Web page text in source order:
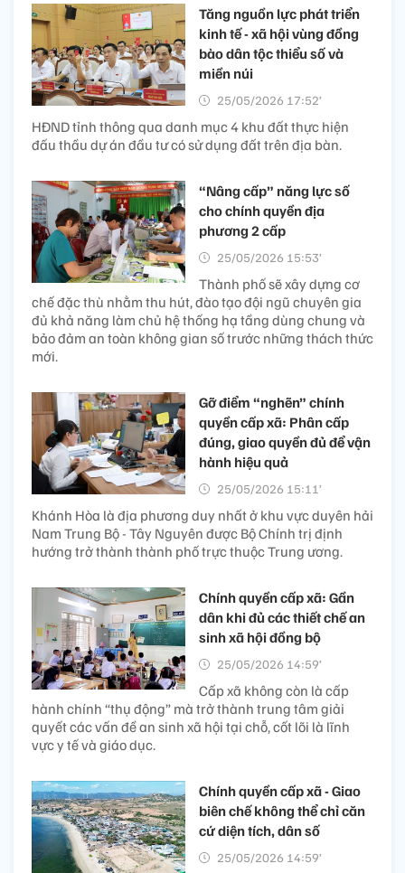
Tăng nguồn lực phát triển
kinh tế - xã hội vùng đồng
bào dân tộc thiểu số và
miền núi
25/05/2026 17:52’
HĐND tỉnh thông qua danh mục 4 khu đất thực hiện
đấu thầu dự án đầu tư có sử dụng đất trên địa bàn.
“Nâng cấp” năng lực số
cho chính quyền địa
phương 2 cấp
25/05/2026 15:53’
Thành phố sẽ xây dựng cơ
chế đặc thù nhằm thu hút, đào tạo đội ngũ chuyên gia
đủ khả năng làm chủ hệ thống hạ tầng dùng chung và
bảo đảm an toàn không gian số trước những thách thức
mới.
Gỡ điểm “nghẽn” chính
quyền cấp xã: Phân cấp
đúng, giao quyền đủ để vận
hành hiệu quả
25/05/2026 15:11’
Khánh Hòa là địa phương duy nhất ở khu vực duyên hải
Nam Trung Bộ - Tây Nguyên được Bộ Chính trị định
hướng trở thành thành phố trực thuộc Trung ương.
Chính quyền cấp xã: Gần
dân khi đủ các thiết chế an
sinh xã hội đồng bộ
25/05/2026 14:59’
Cấp xã không còn là cấp
hành chính “thụ động” mà trở thành trung tâm giải
quyết các vấn đề an sinh xã hội tại chỗ, cốt lõi là lĩnh
vực y tế và giáo dục.
Chính quyền cấp xã - Giao
biên chế không thể chỉ căn
cứ diện tích, dân số
25/05/2026 14:59’